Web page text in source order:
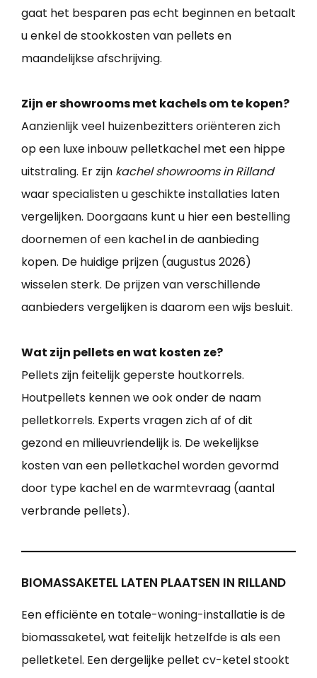
gaat het besparen pas echt beginnen en betaalt
u enkel de stookkosten van pellets en
maandelijkse afschrijving.
Zijn er showrooms met kachels om te kopen?
Aanzienlijk veel huizenbezitters oriënteren zich
op een luxe inbouw pelletkachel met een hippe
uitstraling. Er zijn kachel showrooms in Rilland
waar specialisten u geschikte installaties laten
vergelijken. Doorgaans kunt u hier een bestelling
doornemen of een kachel in de aanbieding
kopen. De huidige prijzen (augustus 2026)
wisselen sterk. De prijzen van verschillende
aanbieders vergelijken is daarom een wijs besluit.
Wat zijn pellets en wat kosten ze?
Pellets zijn feitelijk geperste houtkorrels.
Houtpellets kennen we ook onder de naam
pelletkorrels. Experts vragen zich af of dit
gezond en milieuvriendelijk is. De wekelijkse
kosten van een pelletkachel worden gevormd
door type kachel en de warmtevraag (aantal
verbrande pellets).
BIOMASSAKETEL LATEN PLAATSEN IN RILLAND
Een efficiënte en totale-woning-installatie is de
biomassaketel, wat feitelijk hetzelfde is als een
pelletketel. Een dergelijke pellet cv-ketel stookt